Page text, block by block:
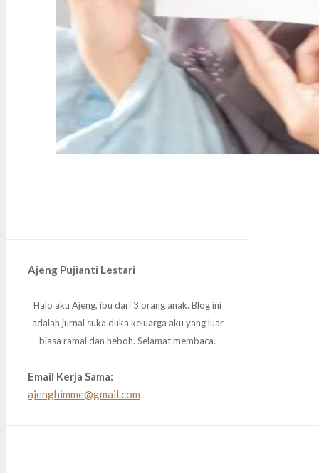
Ajeng Pujianti Lestari
Halo aku Ajeng, ibu dari 3 orang anak. Blog ini
adalah jurnal suka duka keluarga aku yang luar
biasa ramai dan heboh. Selamat membaca.
Email Kerja Sama:
ajenghimme@gmail.com